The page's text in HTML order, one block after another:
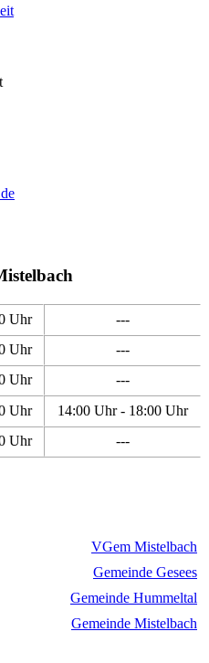
Uhr
---
Uhr
---
Uhr
---
Uhr
14:00 Uhr - 18:00 Uhr
Uhr
---
VGem Mistelbach
Gemeinde Gesees
Gemeinde Hummeltal
Gemeinde Mistelbach